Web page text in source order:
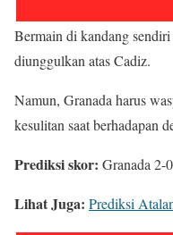
Bermain di kandang
diunggulkan atas Cadiz.
Namun, Granada harus
kesulitan saat berhadapan
Prediksi skor: Granada 2-
Lihat Juga: Prediksi